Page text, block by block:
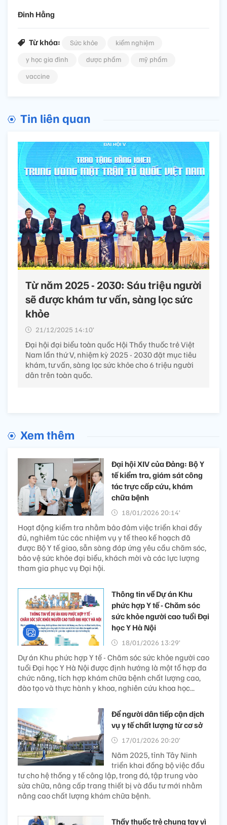
Đinh Hằng
Từ khóa: Sức khỏe
kiểm nghiệm
y học gia đình
dược phẩm
mỹ phẩm
vaccine
Tin liên quan
Từ năm 2025 - 2030: Sáu triệu người
sẽ được khám tư vấn, sàng lọc sức
khỏe
21/12/2025 14:10’
Đại hội đại biểu toàn quốc Hội Thầy thuốc trẻ Việt
Nam lần thứ V, nhiệm kỳ 2025 - 2030 đặt mục tiêu
khám, tư vấn, sàng lọc sức khỏe cho 6 triệu người
dân trên toàn quốc.
Xem thêm
Đại hội XIV của Đảng: Bộ Y
tế kiểm tra, giám sát công
tác trực cấp cứu, khám
chữa bệnh
18/01/2026 20:14’
Hoạt động kiểm tra nhằm bảo đảm việc triển khai đầy
đủ, nghiêm túc các nhiệm vụ y tế theo kế hoạch đã
được Bộ Y tế giao, sẵn sàng đáp ứng yêu cầu chăm sóc,
bảo vệ sức khỏe đại biểu, khách mời và các lực lượng
tham gia phục vụ Đại hội.
Thông tin về Dự án Khu
phức hợp Y tế - Chăm sóc
sức khỏe người cao tuổi Đại
học Y Hà Nội
18/01/2026 13:29’
Dự án Khu phức hợp Y tế - Chăm sóc sức khỏe người cao
tuổi Đại học Y Hà Nội được định hướng là một tổ hợp đa
chức năng, tích hợp khám chữa bệnh chất lượng cao,
đào tạo và thực hành y khoa, nghiên cứu khoa học...
Để người dân tiếp cận dịch
vụ y tế chất lượng từ cơ sở
17/01/2026 20:20’
Năm 2025, tỉnh Tây Ninh
triển khai đồng bộ việc đầu
tư cho hệ thống y tế công lập, trong đó, tập trung vào
sửa chữa, nâng cấp trang thiết bị và đầu tư mới nhằm
nâng cao chất lượng khám chữa bệnh.
Thầy thuốc trẻ chung tay vì